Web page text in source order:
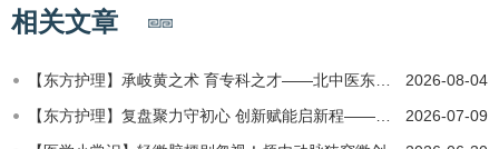
相关文章
2026-08-04
【东方护理】承岐黄之术 育专科之才——北中医东方医院圆满完成2026年首期中华护理学会中医护理治疗专科护士临…
2026-07-09
【东方护理】复盘聚力守初心 创新赋能启新程——北中医东方医院2026年上半年护理工作汇报会成功召开